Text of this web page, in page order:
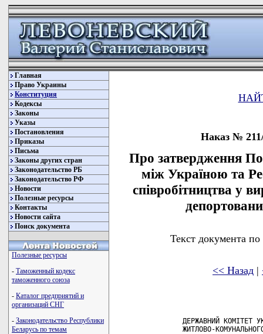
Главная
Право Украины
Конституция
Кодексы
Законы
Указы
Постановления
Приказы
Письма
Законы других стран
Законодательство РБ
Законодательство РФ
Новости
Полезные ресурсы
Контакты
Новости сайта
Поиск документа
Полезные ресурсы
- Таможенный кодекс
таможенного союза
- Каталог предприятий и
организаций СНГ
- Законодательство Республики
Беларусь по темам
Наказ № 211/
Про затвердження
між Україною та
співробітництва у
Текст документа
<< Назад |
ДЕРЖАВНИЙ КОМІТЕТ
ЖИТЛОВО-